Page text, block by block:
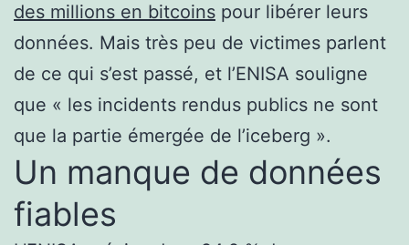
des millions en bitcoins pour libérer leurs
données. Mais très peu de victimes parlent
de ce qui s’est passé, et l’ENISA souligne
que « les incidents rendus publics ne sont
que la partie émergée de l’iceberg ».
Un manque de données
fiables